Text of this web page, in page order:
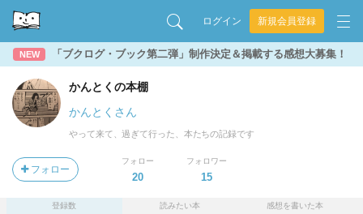
ログイン 新規会員登録
NEW 「ブクログ・ブック第二弾」制作決定＆掲載する感想大募集！
かんとくの本棚
かんとくさん
やって来て、過ぎて行った、本たちの記録です
フォロー
フォロー
20
フォロワー
15
登録数 読みたい本 感想を書いた本